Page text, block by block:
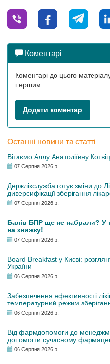
Коментарі
Коментарі до цього
першим
Додати коментар
Останні новини та статті
Вітаємо Аллу Анатоліївну
07 Серпня 2026 р.
Держлікслужба готує зміни до
диверсифікації зберігання
07 Серпня 2026 р.
Балів БПР ще не набрали? У
на знижку!
07 Серпня 2026 р.
Board Breakfast у Києві:
України
06 Серпня 2026 р.
Забезпечення ефективності
температурний режим
06 Серпня 2026 р.
Від фармдопомоги до
допомогти сучасному
06 Серпня 2026 р.